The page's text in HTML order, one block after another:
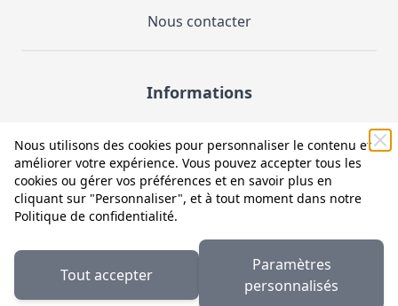
Nous utilisons des cookies pour personnaliser le contenu et
améliorer votre expérience. Vous pouvez accepter tous les
cookies ou gérer vos préférences et en savoir plus en
cliquant sur "Personnaliser", et à tout moment dans notre
Politique de confidentialité.
Tout accepter
Paramètres
personnalisés
Nous contacter
Informations
Demande de catalogue
Mentions légales et CGV
Conditions générales d'utilisation (CGU)
Politique de confidentialité
Facebook
LinkedIn